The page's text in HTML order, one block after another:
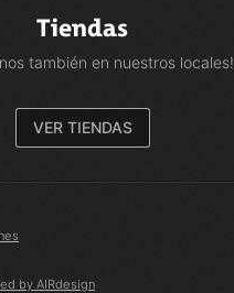
Tiendas
también en nuestros locales!
VER TIENDAS
by AIRdesign